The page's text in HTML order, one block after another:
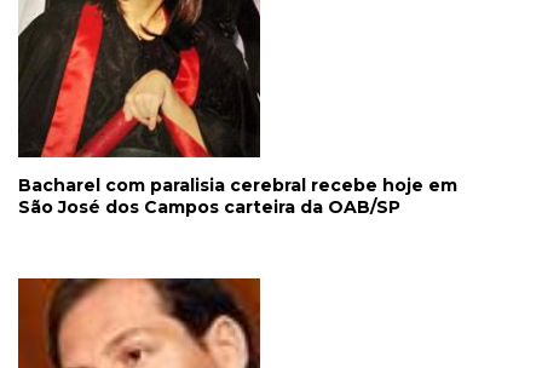
Bacharel com paralisia cerebral recebe hoje em
São José dos Campos carteira da OAB/SP